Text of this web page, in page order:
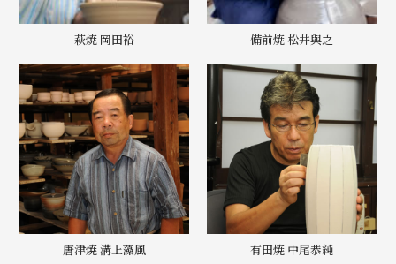
萩焼 岡田裕 備前焼 松井與之
唐津焼 溝上藻風 有田焼 中尾恭純